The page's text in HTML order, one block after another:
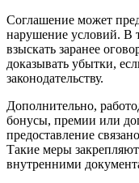
Соглашение может
нарушение условий. В
взыскать заранее
доказывать убытки,
законодательству.
Дополнительно,
бонусы, премии или
предоставление
Такие меры
внутренними